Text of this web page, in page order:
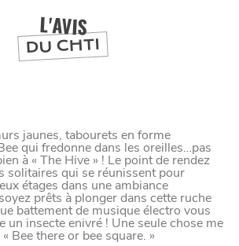
L'AVIS
DU CHTI
jaunes, tabourets en forme
qui fredonne dans les oreilles…pas
à « The Hive » ! Le point de rendez
solitaires qui se réunissent pour
étages dans une ambiance
prêts à plonger dans cette ruche
battement de musique électro vous
un insecte enivré ! Une seule chose me
Bee there or bee square. »
DEPUIS 1973